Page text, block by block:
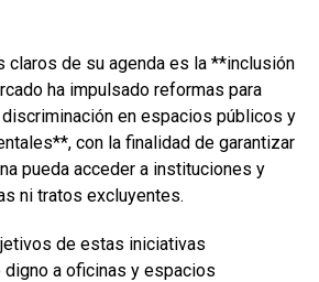
claros de su agenda es la **inclusión
ha impulsado reformas para
en espacios públicos y
con la finalidad de garantizar
pueda acceder a instituciones y
ni tratos excluyentes.
de estas iniciativas
digno a oficinas y espacios